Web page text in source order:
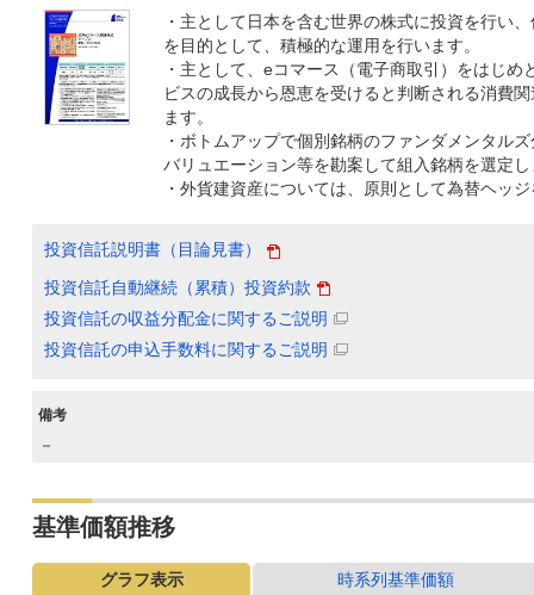
・主として日本を含む世界の株式に投資を行い
を目的として、積極的な運用を行います。
・主として、eコマース（電子商取引）をはじめ
ビスの成長から恩恵を受けると判断される消費
ます。
・ボトムアップで個別銘柄のファンダメンタル
バリュエーション等を勘案して組入銘柄を選定
・外貨建資産については、原則として為替ヘッ
投資信託説明書（目論見書）
投資信託自動継続（累積）投資約款
投資信託の収益分配金に関するご説明
投資信託の申込手数料に関するご説明
備考
－
基準価額推移
グラフ表示 時系列基準価額